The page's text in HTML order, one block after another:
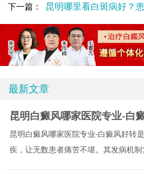
下一篇： 昆明哪里看白斑病好？
最新文章
昆明白癜风哪家医院专业-白
昆明白癜风哪家医院专业-白癜风好转
疾，让无数患者痛苦不堪。其发病机制